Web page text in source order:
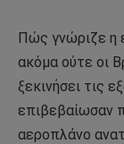
Πώς γνώριζε η
ακόμα ούτε οι
ξεκινήσει τις
επιβεβαίωσαν
αεροπλάνο